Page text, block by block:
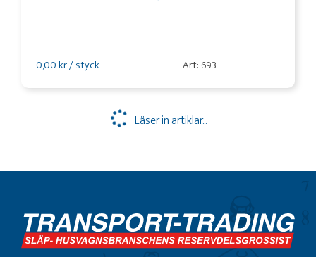
0,00 kr / styck Art: 693
Läser in artiklar...